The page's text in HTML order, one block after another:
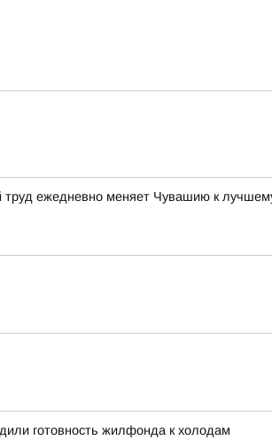
ежедневно меняет Чувашию к
готовность жилфонда к холодам